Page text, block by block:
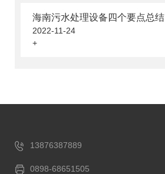
海南污水处理设备四个要点总结
2022-11-24
+
13876387889
0898-68651505